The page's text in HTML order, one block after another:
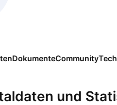
DokumenteCommunity
und